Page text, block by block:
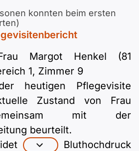
konnten beim ersten
Margot Henkel (81
1, Zimmer 9
heutigen Pflegevisite
Zustand von Frau
mit der
beurteilt.
Bluthochdruck